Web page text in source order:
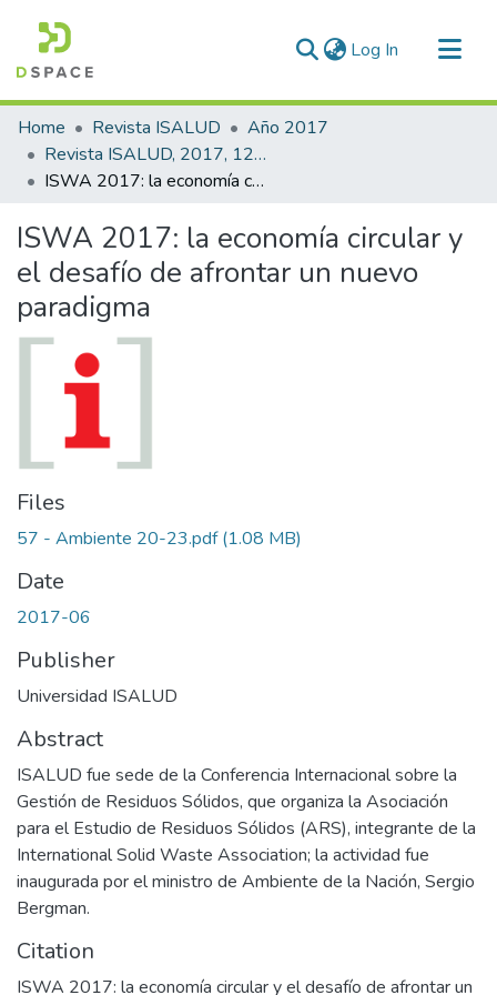
Log In (current)
Communities & Collections
All of DSpace
Statistics
Home Revista ISALUD
Año 2017
Revista ISALUD, 2017, 12(57)
ISWA 2017: la economía circular y el desafío de afrontar un nuevo paradigma
ISWA 2017: la economía circular y
el desafío de afrontar un nuevo
paradigma
Files
57 - Ambiente 20-23.pdf(1.08 MB)
Date
2017-06
Publisher
Universidad ISALUD
Abstract
ISALUD fue sede de la Conferencia Internacional sobre la
Gestión de Residuos Sólidos, que organiza la Asociación
para el Estudio de Residuos Sólidos (ARS), integrante de la
International Solid Waste Association; la actividad fue
inaugurada por el ministro de Ambiente de la Nación, Sergio
Bergman.
Citation
ISWA 2017: la economía circular y el desafío de afrontar un